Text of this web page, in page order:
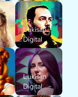
Lukisan
Digital
Lukisan
Digital